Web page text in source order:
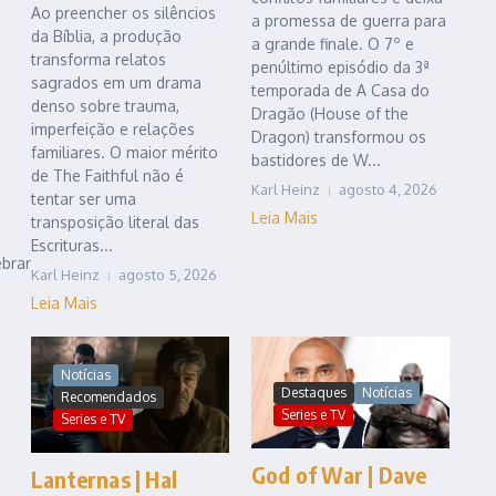
Ao preencher os silêncios
da Bíblia, a produção
transforma relatos
sagrados em um drama
denso sobre trauma,
imperfeição e relações
familiares. O maior mérito
de The Faithful não é
tentar ser uma
transposição literal das
Escrituras...
Karl Heinz agosto 5, 2026
Leia Mais
a promessa de guerra para
a grande finale. O 7º e
penúltimo episódio da 3ª
temporada de A Casa do
Dragão (House of the
Dragon) transformou os
bastidores de W...
Karl Heinz agosto 4, 2026
Leia Mais
Notícias
Recomendados
Series e TV
Lanternas | Hal
Destaques
Notícias
Series e TV
God of War | Dave